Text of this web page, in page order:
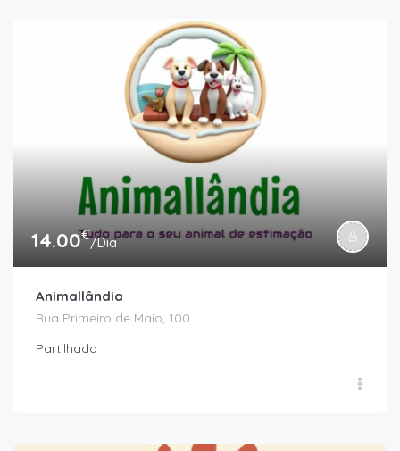
14.00€/Dia
Animallândia
Rua Primeiro de Maio, 100
Partilhado